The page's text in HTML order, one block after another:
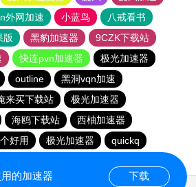
外网加速 小蓝鸟
八戒看书
版
黑豹加速器
9CZK下载站
快连pvn加速器
极光加速器
outline
黑洞vqn加速
来买下载站
极光加速器
海鸥下载站
西柚加速器
好用 极光加速器
quickq
的加速器 下载